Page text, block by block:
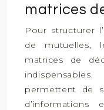
matrices
Pour structurer
de mutuelles,
matrices de
permettent de